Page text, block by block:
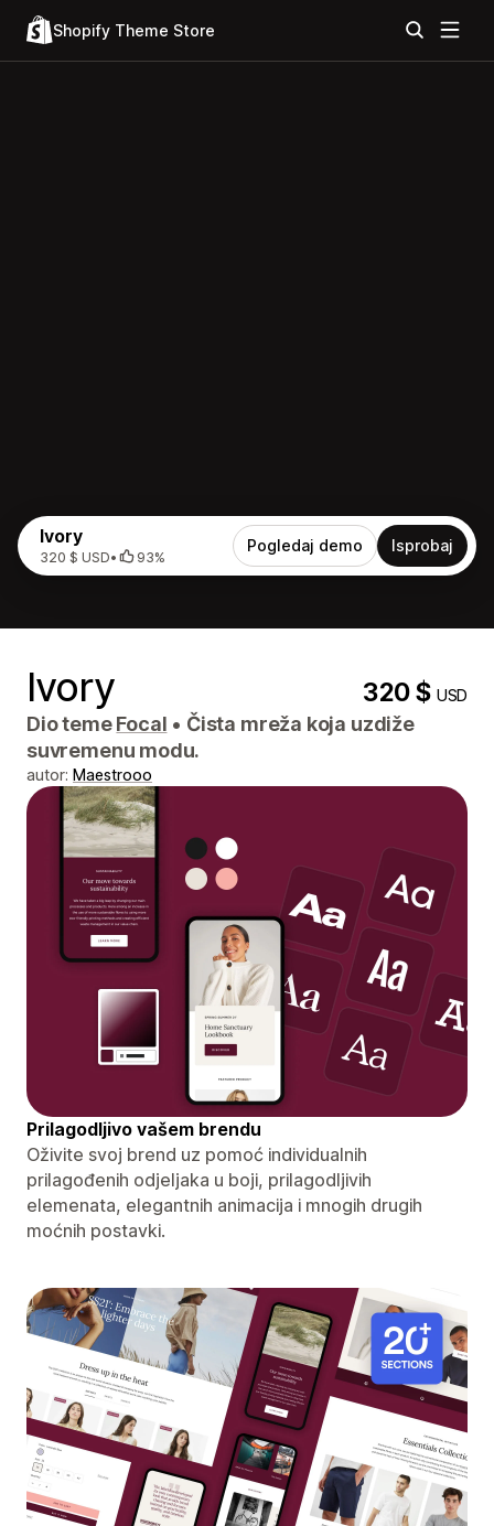
Shopify Theme Store
Ivory
320 $ USD• 93%
Pogledaj demo Isprobaj
Ivory 320 $USD
Dio temeFocal • Čista mreža koja uzdiže
suvremenu modu.
autor: Maestrooo
Prilagodljivo vašem brendu
Oživite svoj brend uz pomoć individualnih
prilagođenih odjeljaka u boji, prilagodljivih
elemenata, elegantnih animacija i mnogih drugih
moćnih postavki.